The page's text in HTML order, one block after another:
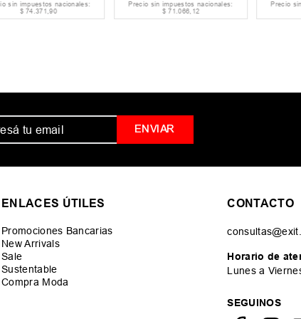
sin impuestos nacionales:
$ 74.371,90
Precio sin impuestos nacionales:
$ 71.066, 12
Precio
ENVIAR
ENLACES ÚTILES
Promociones Bancarias
New Arrivals
Sale
Sustentable
Compra Moda
CONTACTO
Horario de
Lunes a
SEGUINOS